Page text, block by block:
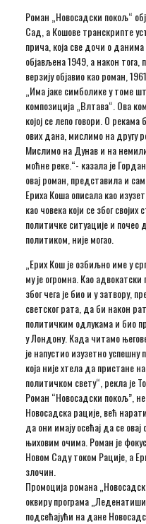
Роман „Новосадски покољ“
Сад, а Кошове транскрипте
прича, која све дочи о
објављена 1949, а након тога,
верзију објавио као роман,
„Има јаке симболике у томе
композиција „Влтава“. Ова
којој се лепо говори. О
ових дана, мислимо на другу
Мислимо на Дунав и на
моћне реке.“- казала је
овај роман, представила и
Ериха Коша описала као
као човека који се због
политичке ситуације и
политиком, није могао.
„Ерих Кош је озбиљно име у
му је огромна. Као
због чега је био и у затвору,
светског рата, да би након
политичким одлукама и био
у Лондону. Када читамо
је напустио изузетно
која није хтела да пристане
политичком свету“, рекла је
Роман “Новосадски покољ”,
Новосадска рације, већ
да они имају осећај да се
њиховим очима. Роман је
Новом Саду током Рације, а
злочин.
Промоција романа
оквиру програма
подсећајући на дане